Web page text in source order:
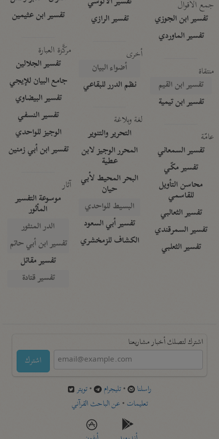
جمع الأقوال
تفسير ابن الجوزي
تفسير الماوردي
منتقاة
تفسير ابن القيم
تفسير ابن تيمية
عامّة
تفسير السمعاني
تفسير مكّي
محاسن التأويل
للقاسمي
تفسير الثعالبي
تفسير السمرقندي
تفسير الثعلبي
تفسير الرازي
أخرى
أضواء البيان
نظم الدرر للبقاعي
لغة وبلاغة
التحرير والتنوير
المحرر الوجيز لابن
عطية
البحر المحيط لأبي
حيان
البسيط للواحدي
تفسير أبي السعود
الكشاف للزمخشري
تفسير ابن عثيمين
مركَّزة العبارة
تفسير الجلالين
جامع البيان للإيجي
تفسير البيضاوي
تفسير النسفي
الوجيز للواحدي
تفسير ابن أبي زمنين
آثار
موسوعة التفسير
المأثور
الدر المنثور
تفسير ابن أبي حاتم
تفسير مقاتل
تفسير قتادة
اشترك لتصلك أخبار مشاريعنا
اشترك
راسلنا •تليجرام •تويتر
تعليمات •عن الباحث القرآني